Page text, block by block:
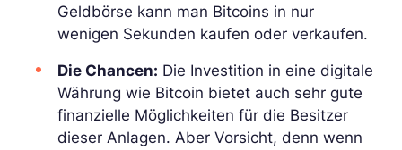
Geldbörse kann man Bitcoins in nur
wenigen Sekunden kaufen oder verkaufen.
Die Chancen: Die Investition in eine digitale
Währung wie Bitcoin bietet auch sehr gute
finanzielle Möglichkeiten für die Besitzer
dieser Anlagen. Aber Vorsicht, denn wenn